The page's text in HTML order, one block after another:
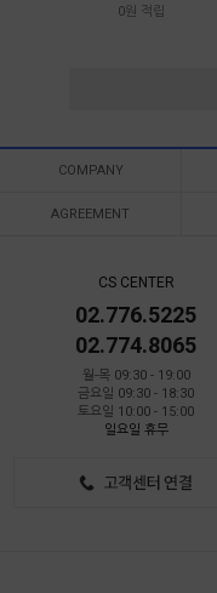
0원 적립
COMPANY
AGREEMENT
CS CENTER
02.776.5225
02.774.8065
월-목 09:30 - 19:00
금요일 09:30 - 18:30
토요일 10:00 - 15:00
일요일 휴무